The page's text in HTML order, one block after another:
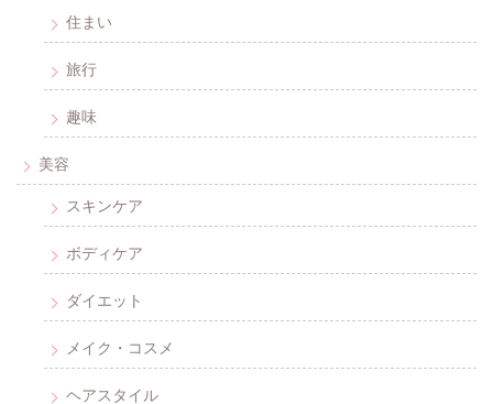
住まい
旅行
趣味
美容
スキンケア
ボディケア
ダイエット
メイク・コスメ
ヘアスタイル